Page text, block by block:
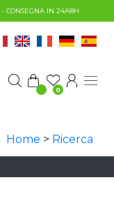
- CONSEGNA IN 24/48H
0
Home > Ricerca